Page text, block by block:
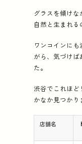
グラスを傾け
自然と生まれる
ワンコインに
がら、気づけば
た。
渋谷でこれほど
かなか見つかり
店舗名